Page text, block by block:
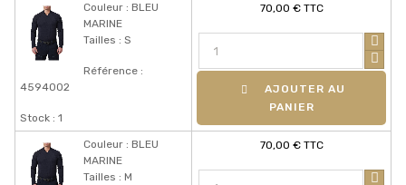
Couleur : BLEU
MARINE
Tailles : S
Référence :
4594002
Stock : 1
70,00 € TTC
PANIER
Couleur : BLEU
MARINE
Tailles : M
70,00 € TTC